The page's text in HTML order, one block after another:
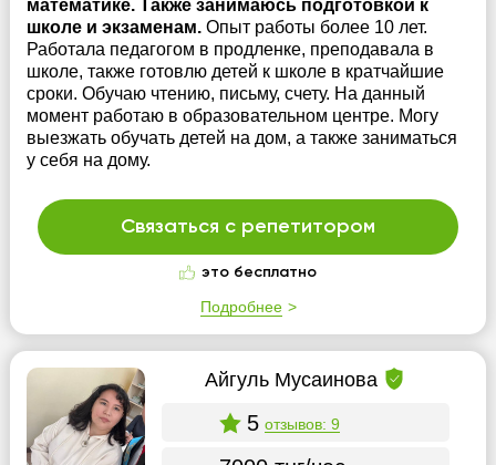
математике. Также занимаюсь подготовкой к
школе и экзаменам. Опыт работы более 10 лет.
Работала педагогом в продленке, преподавала в
школе, также готовлю детей к школе в кратчайшие
сроки. Обучаю чтению, письму, счету. На данный
момент работаю в образовательном центре. Могу
выезжать обучать детей на дом, а также заниматься
у себя на дому.
Связаться с репетитором
это бесплатно
Подробнее
Айгуль Мусаинова
5 отзывов: 9